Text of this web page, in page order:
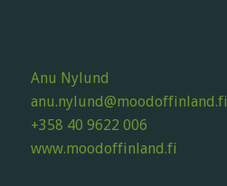
Anu Nylund
anu.nylund@moodoffinland.fi
+358 40 9622 006
www.moodoffinland.fi